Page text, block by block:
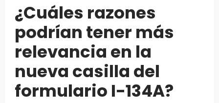
¿Cuáles razones
podrían tener más
relevancia en la
nueva casilla del
formulario I-134A?